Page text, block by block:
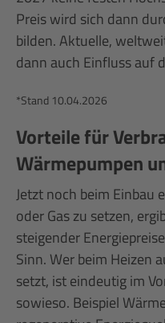
Preis wird sich dann
bilden. Aktuelle,
dann auch Einfluss auf
*Stand 10.04.2026
Vorteile für
Wärmepumpen
Jetzt noch beim Einbau
oder Gas zu setzen,
steigender
Sinn. Wer beim Heizen
setzt, ist eindeutig im
sowieso. Beispiel